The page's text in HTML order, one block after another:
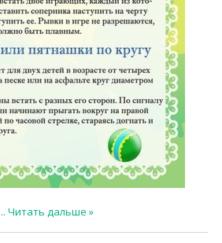
... Читать дальше »